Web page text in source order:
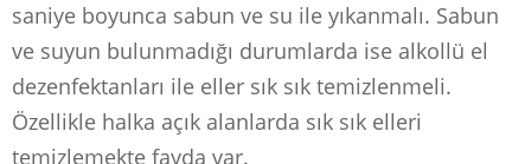
saniye boyunca sabun ve su ile yıkanmalı. Sabun
ve suyun bulunmadığı durumlarda ise alkollü el
dezenfektanları ile eller sık sık temizlenmeli.
Özellikle halka açık alanlarda sık sık elleri
temizlemekte fayda var.